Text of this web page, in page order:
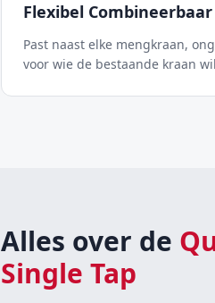
Flexibel Combineerbaar
Past naast elke mengkraan,
voor wie de bestaande kraan
Alles over de
Single Tap